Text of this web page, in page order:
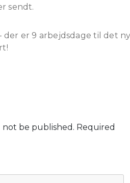
sendt.
er 9 arbejdsdage til det
not be published. Required